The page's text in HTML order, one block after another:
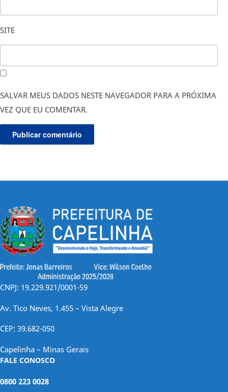
SITE
SALVAR MEUS DADOS NESTE NAVEGADOR PARA A PRÓXIMA
VEZ QUE EU COMENTAR.
CNPJ: 19.229.921/0001-59
Av. Tico Neves, 1.455 – Vista Alegre
CEP: 39.682-050
Capelinha – Minas Gerais
FALE CONOSCO
0800 223 0028